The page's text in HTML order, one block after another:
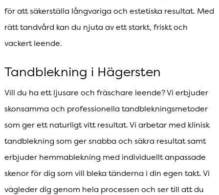
för att säkerställa långvariga och estetiska resultat. Med
rätt tandvård kan du njuta av ett starkt, friskt och
vackert leende.
Tandblekning i Hägersten
Vill du ha ett ljusare och fräschare leende? Vi erbjuder
skonsamma och professionella tandblekningsmetoder
som ger ett naturligt vitt resultat. Vi arbetar med klinisk
tandblekning som ger snabba och säkra resultat samt
erbjuder hemmablekning med individuellt anpassade
skenor för dig som vill bleka tänderna i din egen takt. Vi
vägleder dig genom hela processen och ser till att du